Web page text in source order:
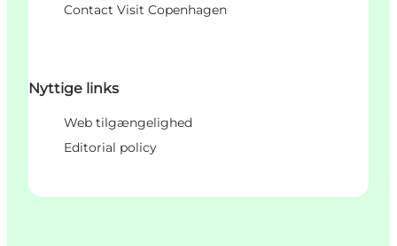
Contact Visit Copenhagen
Nyttige links
Web tilgængelighed
Editorial policy